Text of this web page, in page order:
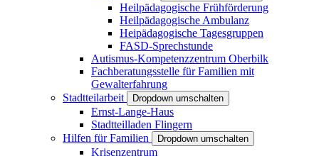
Heilpädagogische Frühförderung
Heilpädagogische Ambulanz
Heipädagogische Tagesgruppen
FASD-Sprechstunde
Autismus-Kompetenzzentrum Oberbilk
Fachberatungsstelle für Familien mit
Gewalterfahrung
Stadtteilarbeit
Dropdown umschalten
Ernst-Lange-Haus
Stadtteilladen Flingern
Hilfen für Familien
Dropdown umschalten
Krisenzentrum